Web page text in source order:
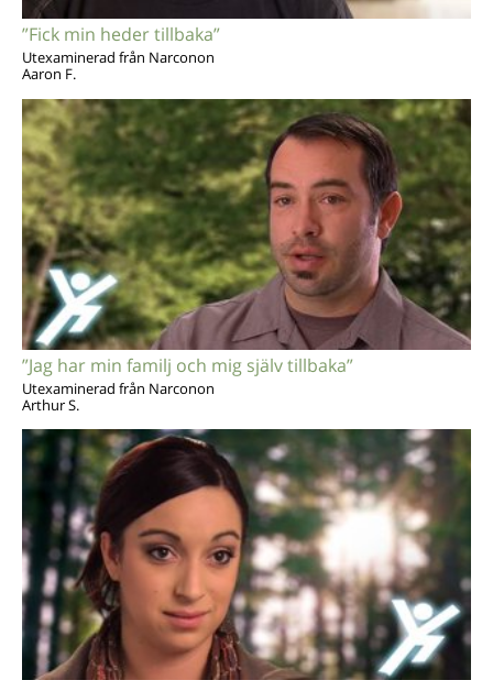
”Fick min heder tillbaka”
Utexaminerad från Narconon
Aaron F.
”Jag har min familj och mig själv tillbaka”
Utexaminerad från Narconon
Arthur S.